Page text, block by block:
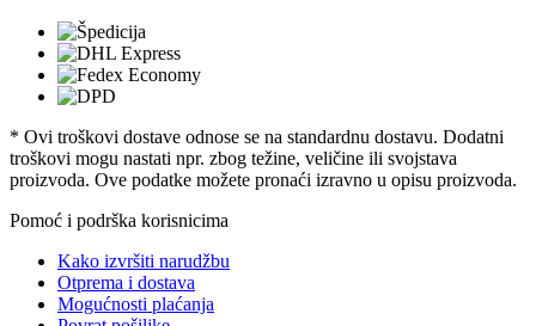
* Ovi troškovi dostave odnose se na standardnu ​​dostavu. Dodatni
troškovi mogu nastati npr. zbog težine, veličine ili svojstava
proizvoda. Ove podatke možete pronaći izravno u opisu proizvoda.
Pomoć i podrška korisnicima
Kako izvršiti narudžbu
Otprema i dostava
Mogućnosti plaćanja